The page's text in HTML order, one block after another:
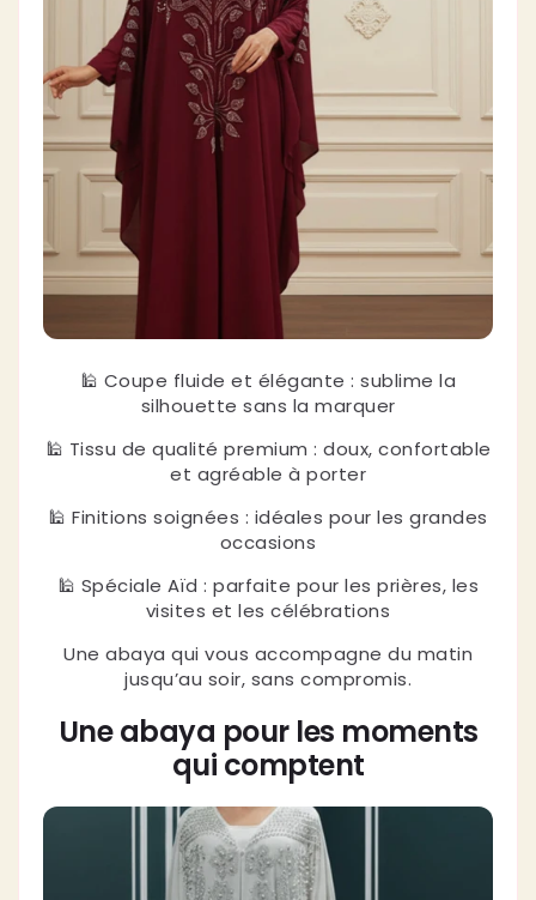
🕌 Coupe fluide et élégante : sublime la
silhouette sans la marquer
🕌 Tissu de qualité premium : doux, confortable
et agréable à porter
🕌 Finitions soignées : idéales pour les grandes
occasions
🕌 Spéciale Aïd : parfaite pour les prières, les
visites et les célébrations
Une abaya qui vous accompagne du matin
jusqu’au soir, sans compromis.
Une abaya pour les moments
qui comptent